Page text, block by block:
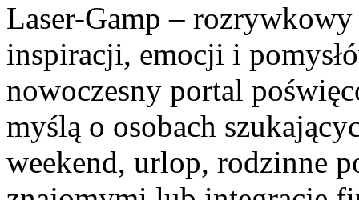
Laser-Gamp –
inspiracji, emocji i
nowoczesny portal
myślą o osobach
weekend, urlop, rodzinne